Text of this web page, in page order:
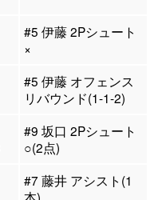
#5 伊藤 2Pシュート
×
#5 伊藤 オフェンス
リバウンド(1-1-2)
#9 坂口 2Pシュート
○(2点)
#7 藤井 アシスト(1